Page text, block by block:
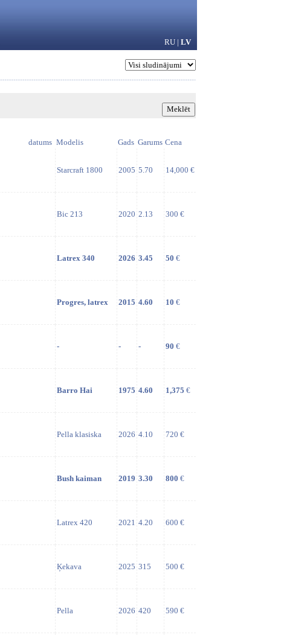
RU | LV
datums Modelis Gads Garums Cena
Starcraft 1800 2005 5.70 14,000 €
Bic 213 2020 2.13 300 €
Latrex 340 2026 3.45 50 €
Progres, latrex 2015 4.60 10 €
- - - 90 €
Barro Hai 1975 4.60 1,375 €
Pella klasiska 2026 4.10 720 €
Bush kaiman 2019 3.30 800 €
Latrex 420 2021 4.20 600 €
Ķekava 2025 315 500 €
Pella 2026 420 590 €